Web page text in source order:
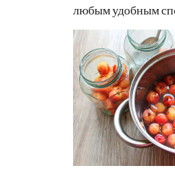
любым удобным